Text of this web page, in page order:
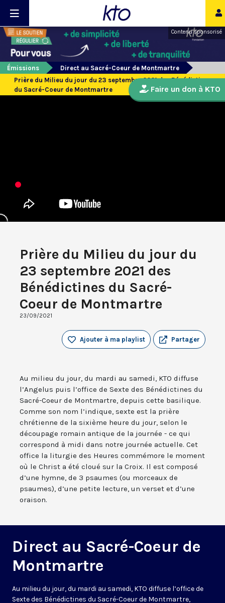
Contenu sponsorisé
Émissions
Direct au Sacré-Coeur de Montmartre
Prière du Milieu du jour du 23 septembre 2021 des Bénédictines
du Sacré-Coeur de Montmartre
Prière du Milieu du jour du
23 septembre 2021 des
Bénédictines du Sacré-
Coeur de Montmartre
23/09/2021
Partager
Ajouter à ma playlist
Au milieu du jour, du mardi au samedi, KTO diffuse
l’Angelus puis l’office de Sexte des Bénédictines du
Sacré-Coeur de Montmartre, depuis cette basilique.
Comme son nom l’indique, sexte est la prière
chrétienne de la sixième heure du jour, selon le
découpage romain antique de la journée - ce qui
correspond à midi dans notre journée actuelle. Cet
office la liturgie des Heures commémore le moment
où le Christ a été cloué sur la Croix. Il est composé
d’une hymne, de 3 psaumes (ou morceaux de
psaumes), d’une petite lecture, un verset et d’une
oraison.
Direct au Sacré-Coeur de
Montmartre
Au milieu du jour, du mardi au samedi, KTO diffuse l’office de
Sexte des Bénédictines du Sacré-Coeur de Montmartre,
Faire un don à KTO